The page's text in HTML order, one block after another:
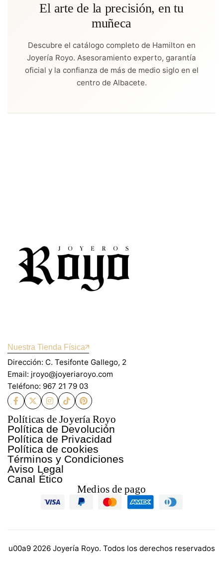
El arte de la precisión, en tu
muñeca
Descubre el catálogo completo de Hamilton en
Joyería Royo. Asesoramiento experto, garantía
oficial y la confianza de más de medio siglo en el
centro de Albacete.
Nuestra Tienda Física
Dirección: C. Tesifonte Gallego, 2
Email: jroyo@joyeriaroyo.com
Teléfono: 967 21 79 03
Políticas de Joyería Royo
Política de Devolución
Política de Privacidad
Política de cookies
Términos y Condiciones
Aviso Legal
Canal Ético
Medios de pago
u00a9 2026 Joyería Royo. Todos los derechos reservados